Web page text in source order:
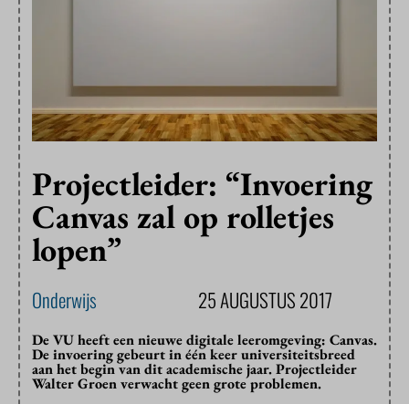
Projectleider: “Invoering
Canvas zal op rolletjes
lopen”
Onderwijs 25 AUGUSTUS 2017
De VU heeft een nieuwe digitale leeromgeving: Canvas.
De invoering gebeurt in één keer universiteitsbreed
aan het begin van dit academische jaar. Projectleider
Walter Groen verwacht geen grote problemen.